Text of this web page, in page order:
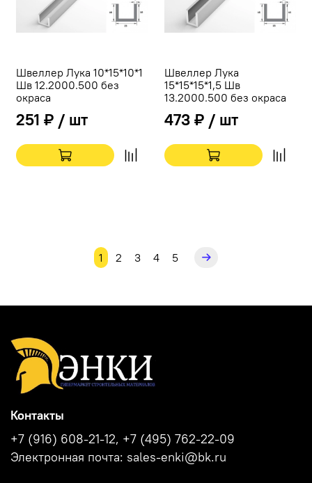
Швеллер Лука 10*15*10*1
Шв 12.2000.500 без
окраса
251 ₽ / шт
Швеллер Лука
15*15*15*1,5 Шв
13.2000.500 без окраса
473 ₽ / шт
1 2 3 4 5
Контакты
+7 (916) 608-21-12, +7 (495) 762-22-09
Электронная почта: sales-enki@bk.ru